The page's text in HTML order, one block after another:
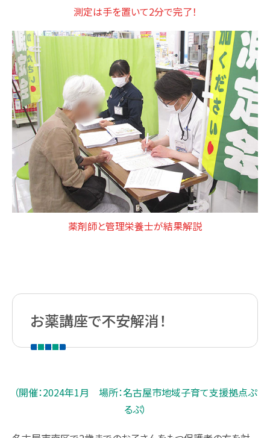
測定は手を置いて2分で完了！
薬剤師と管理栄養士が結果解説
お薬講座で不安解消！
（開催：2024年1月 場所：名古屋市地域子育て支援拠点ぷ
るぷ）